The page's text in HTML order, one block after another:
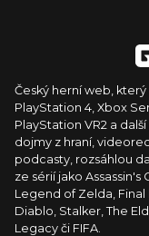
Český herní web,
PlayStation 4, Xbox
PlayStation VR2 a
dojmy z hraní,
podcasty, rozsáhlou
ze sérií jako Assassin's
Legend of Zelda,
Diablo, Stalker, The
Legacy či FIFA.